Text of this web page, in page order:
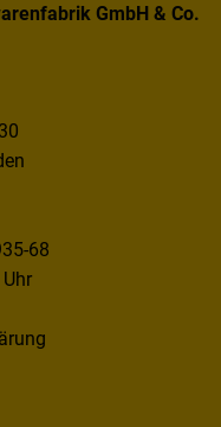
GmbH & Co.
68